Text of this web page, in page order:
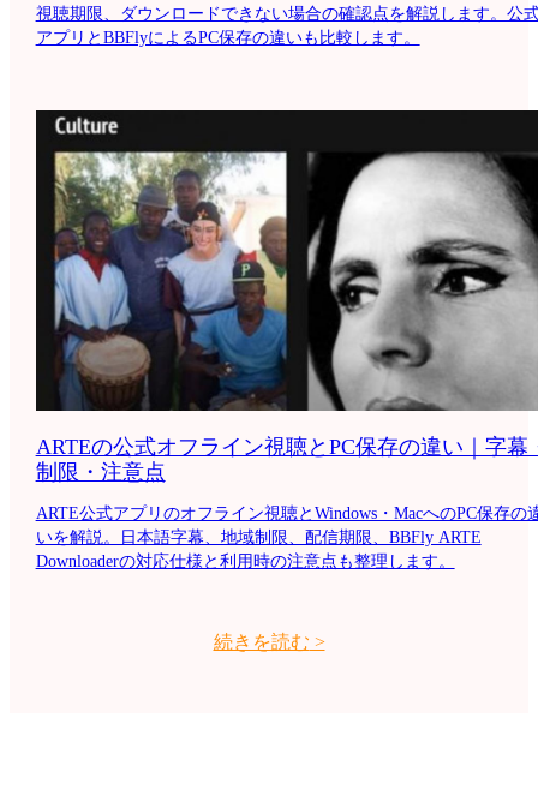
視聴期限、ダウンロードできない場合の確認点を解説します。公
アプリとBBFlyによるPC保存の違いも比較します。
ARTEの公式オフライン視聴とPC保存の違い｜字幕
制限・注意点
ARTE公式アプリのオフライン視聴とWindows・MacへのPC保存の
いを解説。日本語字幕、地域制限、配信期限、BBFly ARTE
Downloaderの対応仕様と利用時の注意点も整理します。
続きを読む >